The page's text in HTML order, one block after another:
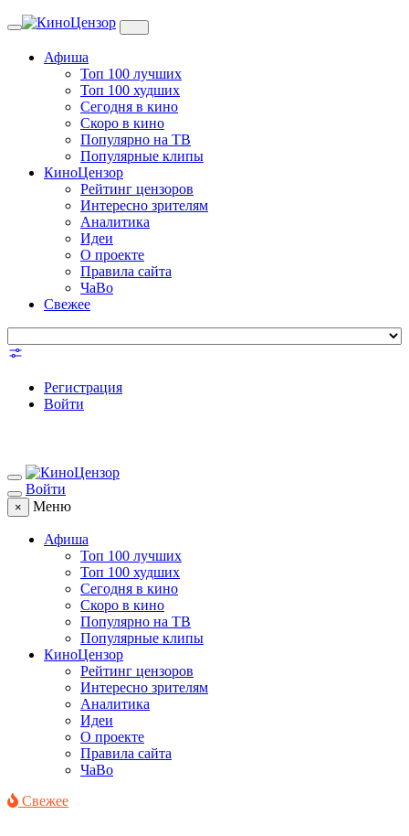
Toggle
Афиша
Топ 100 лучших
Топ 100 худших
Сегодня в кино
Скоро в кино
Популярно на ТВ
Популярные клипы
КиноЦензор
Рейтинг цензоров
Интересно зрителям
Аналитика
Идеи
О проекте
Правила сайта
ЧаВо
Свежее
Регистрация
Войти
Войти
× Меню
Афиша
Топ 100 лучших
Топ 100 худших
Сегодня в кино
Скоро в кино
Популярно на ТВ
Популярные клипы
КиноЦензор
Рейтинг цензоров
Интересно зрителям
Аналитика
Идеи
О проекте
Правила сайта
ЧаВо
Свежее